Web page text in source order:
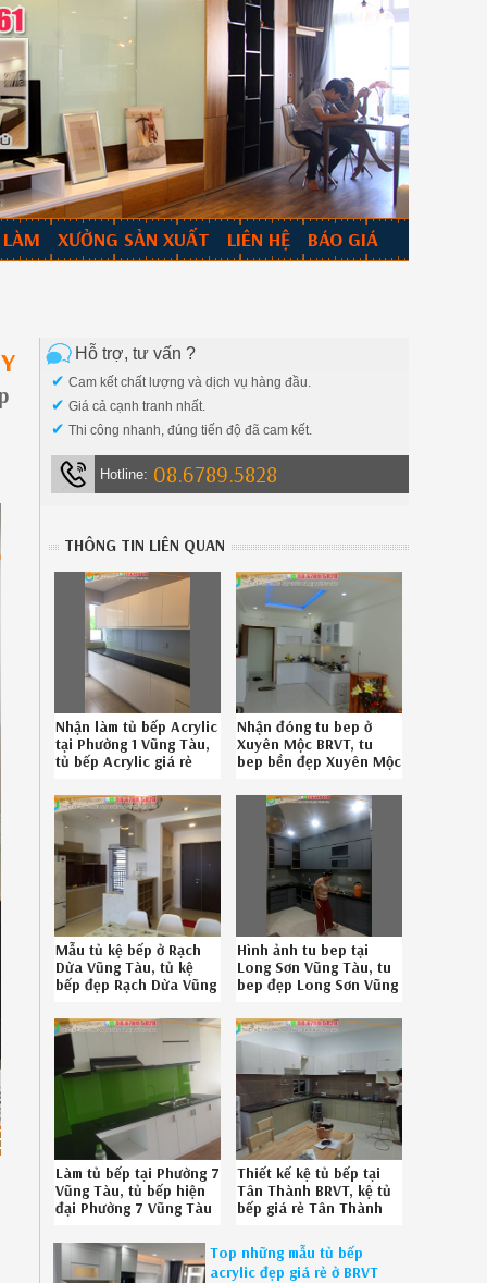
XƯỞNG SẢN XUẤT LIÊN HỆ BÁO GIÁ
Hỗ trợ, tư vấn ?
✔ Cam kết chất lượng và dịch vụ hàng đầu.
✔ Giá cả cạnh tranh nhất.
✔ Thi công nhanh, đúng tiến độ đã cam kết.
Hotline: 08.6789.5828
THÔNG TIN LIÊN QUAN
Nhận làm tủ bếp Acrylic
tại Phường 1 Vũng Tàu,
tủ bếp Acrylic giá rẻ
tín liên hệ
086789.5828
Nhận đóng tu bep ở
Xuyên Mộc BRVT, tu
bep bền đẹp Xuyên Mộc
Hotline 08.6789.5828
022619RUN
Mẫu tủ kệ bếp ở Rạch
Dừa Vũng Tàu, tủ kệ
bếp đẹp Rạch Dừa Vũng
086789.5828
3526196D6
Hình ảnh tu bep tại
Long Sơn Vũng Tàu, tu
bep đẹp Long Sơn Vũng
08.6789.5828
172619W4P
Làm tủ bếp tại Phường 7
Vũng Tàu, tủ bếp hiện
đại Phường 7 Vũng Tàu
6789-5828 172619JE9
Thiết kế kệ tủ bếp tại
Tân Thành BRVT, kệ tủ
bếp giá rẻ Tân Thành
086.789.5828
212619D3G
Top những mẫu tủ bếp
acrylic đẹp giá rẻ ở BRVT